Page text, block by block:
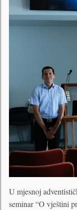
U mjesnoj
seminar “O vještini